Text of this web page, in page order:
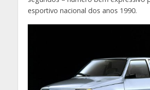
esportivo nacional dos anos 1990.